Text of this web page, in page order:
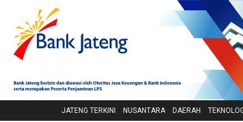
JATENG TERKINI NUSANTARA DAERAH